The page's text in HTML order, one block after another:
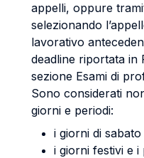
appelli, oppure
selezionando
lavorativo
deadline riportata in
sezione Esami di
Sono considerati
giorni e periodi:
i giorni di
i giorni festivi e i